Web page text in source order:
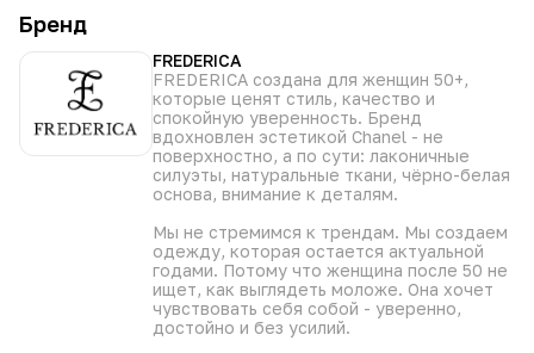
корректирует фигуру.
• Плиссировка добавляет динамики и лёгкости, делает
образ женственным.
Дополните свой гардероб плиссированной юбкой от
бренда FREDERICA— создавайте изысканные образы с
минимальными усилиями.
Бренд
FREDERICA
FREDERICA создана для женщин 50+,
которые ценят стиль, качество и
спокойную уверенность. Бренд
вдохновлен эстетикой Chanel - не
поверхностно, а по сути: лаконичные
силуэты, натуральные ткани, чёрно-белая
основа, внимание к деталям.
Мы не стремимся к трендам. Мы создаем
одежду, которая остается актуальной
годами. Потому что женщина после 50 не
ищет, как выглядеть моложе. Она хочет
чувствовать себя собой - уверенно,
достойно и без усилий.